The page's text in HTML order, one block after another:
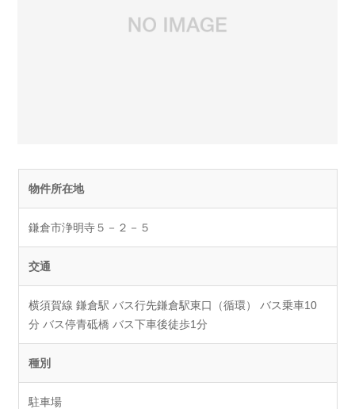
物件所在地
鎌倉市浄明寺５－２－５
交通
横須賀線 鎌倉駅 バス行先鎌倉駅東口（循環） バス乗車10
分 バス停青砥橋 バス下車後徒歩1分
種別
駐車場